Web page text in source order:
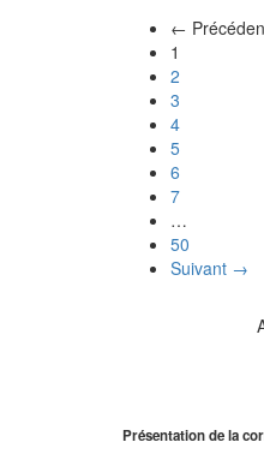
←
1
2
3
4
5
6
7
…
50
Suivant →
Présentation de la